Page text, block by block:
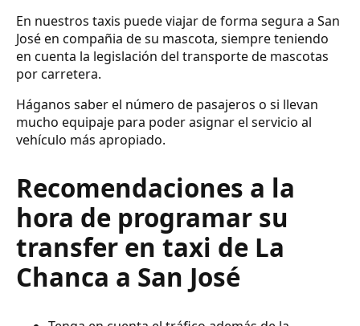
En nuestros taxis puede viajar de forma segura a San
José en compañia de su mascota, siempre teniendo
en cuenta la legislación del transporte de mascotas
por carretera.
Háganos saber el número de pasajeros o si llevan
mucho equipaje para poder asignar el servicio al
vehículo más apropiado.
Recomendaciones a la
hora de programar su
transfer en taxi de La
Chanca a San José